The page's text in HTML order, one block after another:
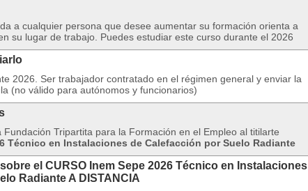
a cualquier persona que desee aumentar su formación orienta a
su lugar de trabajo. Puedes estudiar este curso durante el 2026
2026. Ser trabajador contratado en el régimen general y enviar la
(no válido para autónomos y funcionarios)
Fundación Tripartita para la Formación en el Empleo al titilarte
Técnico en Instalaciones de Calefacción por Suelo Radiante
el CURSO Inem Sepe 2026 Técnico en Instalaciones
Radiante A DISTANCIA